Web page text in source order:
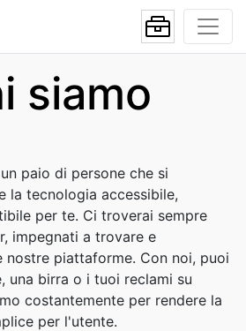
siamo
paio di persone che si
la tecnologia accessibile,
per te. Ci troverai sempre
impegnati a trovare e
nostre piattaforme. Con noi, puoi
una birra o i tuoi reclami su
costantemente per rendere la
per l'utente.